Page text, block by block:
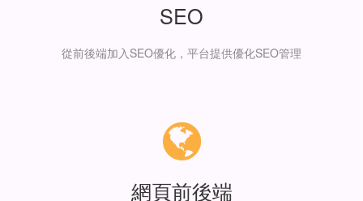
SEO
從前後端加入SEO優化，平台提供優化SEO管理
網頁前後端